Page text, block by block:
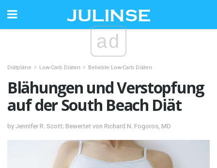
ad
Diätpläne Low-Carb Diäten Beliebte Low-Carb Diäten
Blähungen und Verstopfung
auf der South Beach Diät
by Jennifer R. Scott; Bewertet von Richard N. Fogoros, MD